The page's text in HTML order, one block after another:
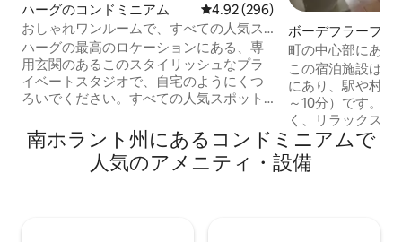
ハーグのコンドミニアム レビュー296件、5つ星中4.92つ
4.92 (296)
おしゃれワンルームで、すべての人気ス
ポットから徒歩圏内です
ハーグの最高のロケーションにある、専
用玄関のあるこのスタイリッシュなプラ
イベートスタジオで、自宅のようにくつ
ろいでください。すべての人気スポット
殿、議会、公園、ヴィンテージ、バー、
カフェ、レストラン。 ビーチまで15分
（500メートル先にトラムあり）。快適な
ボーデフラーフェ
ミニアム
町の中心部にある
ート
この宿泊施設は、
にあり、駅や村の
～10分）です。
く、リラックス
適なロケーションです。 設
ます：キッチン、
燥機、食器洗い機
南ホラント州にあるコンドミニアムで
人気のアメニティ・設備